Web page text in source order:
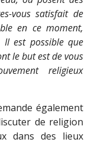
vous satisfait de
en ce moment,
Il est possible que
le but est de vous
religieux
également
de religion
dans des lieux